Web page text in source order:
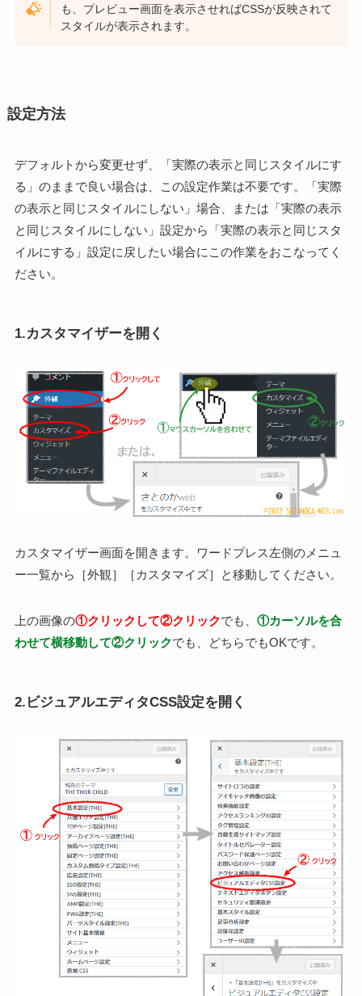
も、プレビュー画面を表示させればCSSが反映されて
スタイルが表示されます。
設定方法
デフォルトから変更せず、「実際の表示と同じスタイルにす
る」のままで良い場合は、この設定作業は不要です。「実際
の表示と同じスタイルにしない」場合、または「実際の表示
と同じスタイルにしない」設定から「実際の表示と同じスタ
イルにする」設定に戻したい場合にこの作業をおこなってく
ださい。
1.カスタマイザーを開く
カスタマイザー画面を開きます。ワードプレス左側のメニュ
ー一覧から［外観］［カスタマイズ］と移動してください。
上の画像の①クリックして②クリックでも、 ①カーソルを合
わせて横移動して②クリックでも、どちらでもOKです。
2.ビジュアルエディタCSS設定を開く